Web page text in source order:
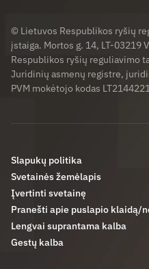
© Lietuvos Respublikos ryšių
įstaiga. Mortos g. 14, LT-03219
Respublikos ryšių reguliavimo
Juridinių asmenų registre,
PVM mokėtojo kodas
Slapukų politika
Svetainės žemėlapis
Įvertinti svetainę
Pranešti apie puslapio klaidą/
Lengvai suprantama kalba
Gestų kalba